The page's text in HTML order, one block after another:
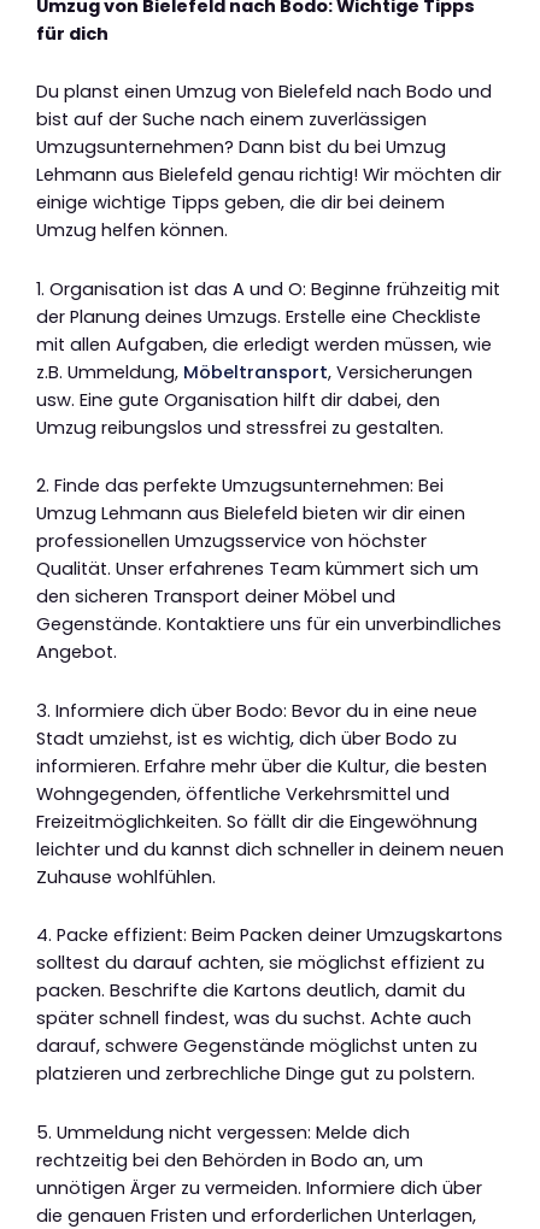
Umzug von Bielefeld nach Bodo: Wichtige Tipps
für dich
Du planst einen Umzug von Bielefeld nach Bodo und
bist auf der Suche nach einem zuverlässigen
Umzugsunternehmen? Dann bist du bei Umzug
Lehmann aus Bielefeld genau richtig! Wir möchten dir
einige wichtige Tipps geben, die dir bei deinem
Umzug helfen können.
1. Organisation ist das A und O: Beginne frühzeitig mit
der Planung deines Umzugs. Erstelle eine Checkliste
mit allen Aufgaben, die erledigt werden müssen, wie
z.B. Ummeldung, Möbeltransport, Versicherungen
usw. Eine gute Organisation hilft dir dabei, den
Umzug reibungslos und stressfrei zu gestalten.
2. Finde das perfekte Umzugsunternehmen: Bei
Umzug Lehmann aus Bielefeld bieten wir dir einen
professionellen Umzugsservice von höchster
Qualität. Unser erfahrenes Team kümmert sich um
den sicheren Transport deiner Möbel und
Gegenstände. Kontaktiere uns für ein unverbindliches
Angebot.
3. Informiere dich über Bodo: Bevor du in eine neue
Stadt umziehst, ist es wichtig, dich über Bodo zu
informieren. Erfahre mehr über die Kultur, die besten
Wohngegenden, öffentliche Verkehrsmittel und
Freizeitmöglichkeiten. So fällt dir die Eingewöhnung
leichter und du kannst dich schneller in deinem neuen
Zuhause wohlfühlen.
4. Packe effizient: Beim Packen deiner Umzugskartons
solltest du darauf achten, sie möglichst effizient zu
packen. Beschrifte die Kartons deutlich, damit du
später schnell findest, was du suchst. Achte auch
darauf, schwere Gegenstände möglichst unten zu
platzieren und zerbrechliche Dinge gut zu polstern.
5. Ummeldung nicht vergessen: Melde dich
rechtzeitig bei den Behörden in Bodo an, um
unnötigen Ärger zu vermeiden. Informiere dich über
die genauen Fristen und erforderlichen Unterlagen,